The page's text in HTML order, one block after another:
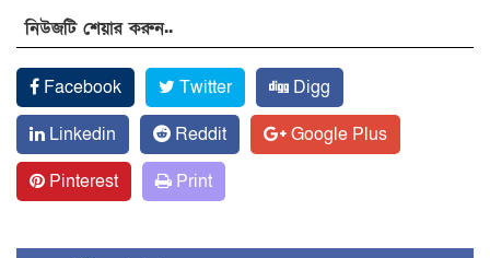
নিউজটি শেয়ার করুন..
Facebook Twitter
Digg
Linkedin
Reddit
Google Plus
Pinterest
Print